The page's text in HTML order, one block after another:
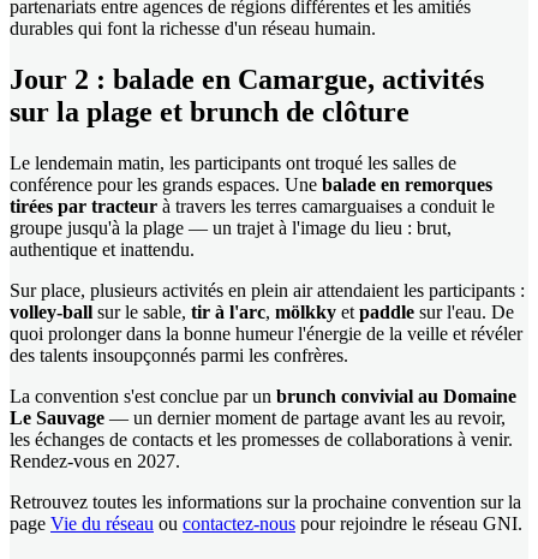
partenariats entre agences de régions différentes et les amitiés
durables qui font la richesse d'un réseau humain.
Jour 2 : balade en Camargue, activités
sur la plage et brunch de clôture
Le lendemain matin, les participants ont troqué les salles de
conférence pour les grands espaces. Une balade en remorques
tirées par tracteur à travers les terres camarguaises a conduit le
groupe jusqu'à la plage — un trajet à l'image du lieu : brut,
authentique et inattendu.
Sur place, plusieurs activités en plein air attendaient les participants :
volley-ball sur le sable, tir à l'arc, mölkky et paddle sur l'eau. De
quoi prolonger dans la bonne humeur l'énergie de la veille et révéler
des talents insoupçonnés parmi les confrères.
La convention s'est conclue par un brunch convivial au Domaine
Le Sauvage — un dernier moment de partage avant les au revoir,
les échanges de contacts et les promesses de collaborations à venir.
Rendez-vous en 2027.
Retrouvez toutes les informations sur la prochaine convention sur la
page Vie du réseau ou contactez-nous pour rejoindre le réseau GNI.